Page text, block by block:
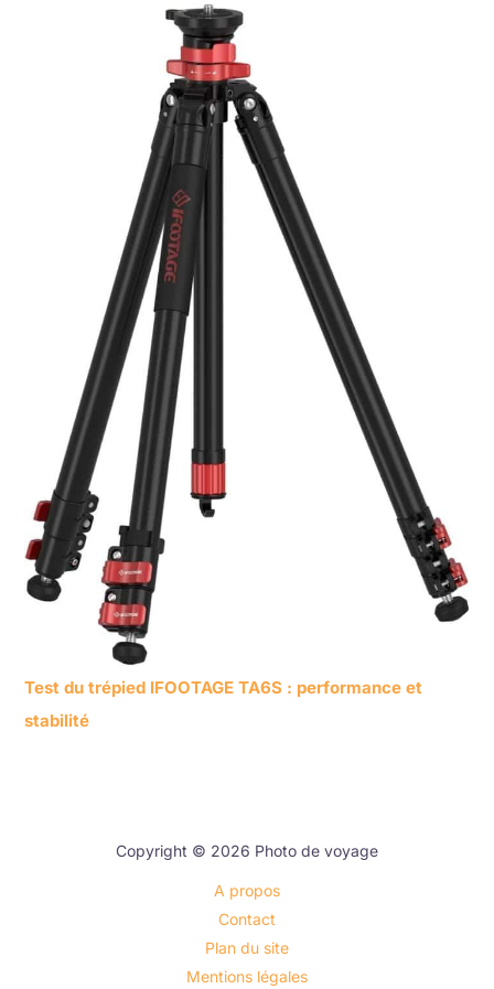
Test du trépied IFOOTAGE TA6S : performance et
stabilité
Copyright © 2026 Photo de voyage
A propos
Contact
Plan du site
Mentions légales